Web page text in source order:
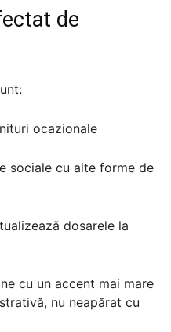
de
ocazionale
sociale cu alte forme de
dosarele la
cu un accent mai mare
nu neapărat cu